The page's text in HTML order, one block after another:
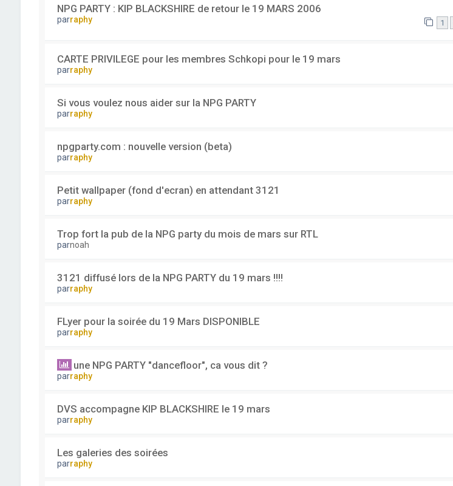
NPG PARTY : KIP BLACKSHIRE de retour le 19 MARS 2006
parraphy 1
CARTE PRIVILEGE pour les membres Schkopi pour le 19 mars
parraphy
Si vous voulez nous aider sur la NPG PARTY
parraphy
npgparty.com : nouvelle version (beta)
parraphy
Petit wallpaper (fond d'ecran) en attendant 3121
parraphy
Trop fort la pub de la NPG party du mois de mars sur RTL
parnoah
3121 diffusé lors de la NPG PARTY du 19 mars !!!!
parraphy
FLyer pour la soirée du 19 Mars DISPONIBLE
parraphy
une NPG PARTY "dancefloor", ca vous dit ?
parraphy
DVS accompagne KIP BLACKSHIRE le 19 mars
parraphy
Les galeries des soirées
parraphy